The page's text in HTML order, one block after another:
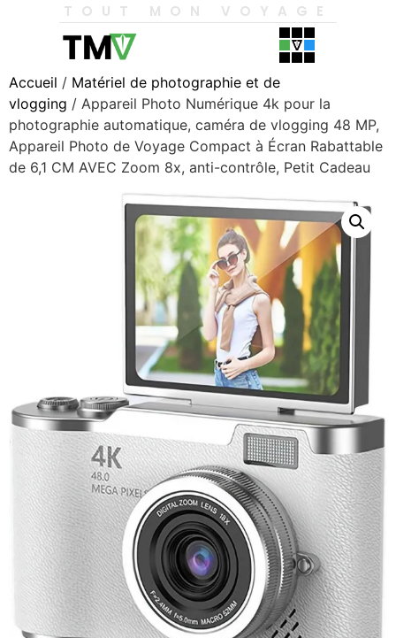
TOUT MON VOYAGE
Accueil / Matériel de photographie et de
vlogging / Appareil Photo Numérique 4k pour la
photographie automatique, caméra de vlogging 48 MP,
Appareil Photo de Voyage Compact à Écran Rabattable
de 6,1 CM AVEC Zoom 8x, anti-contrôle, Petit Cadeau